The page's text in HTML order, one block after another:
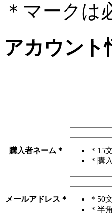
＊ マークは
アカウント
購入者ネーム ＊
＊15
＊購
メールアドレス ＊
＊50
＊半